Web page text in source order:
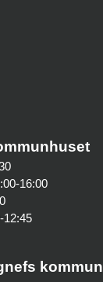
16:00
12:45
kommun